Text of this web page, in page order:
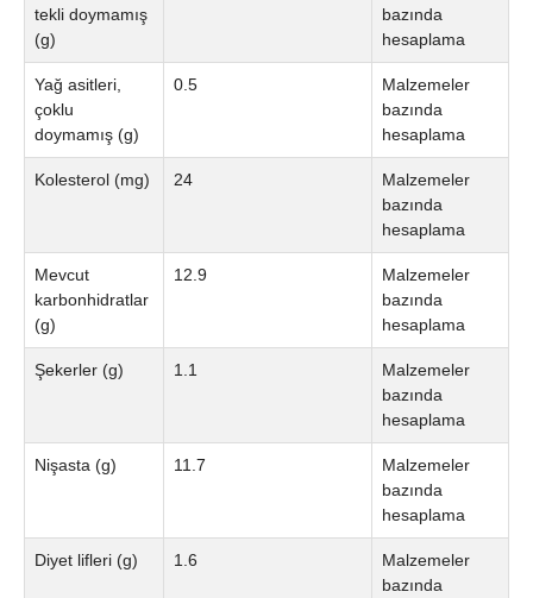
tekli doymamış
(g)
bazında
hesaplama
Yağ asitleri,
çoklu
doymamış (g)
0.5
Malzemeler
bazında
hesaplama
Kolesterol (mg) 24
Malzemeler
bazında
hesaplama
Mevcut
karbonhidratlar
(g)
12.9
Malzemeler
bazında
hesaplama
Şekerler (g) 1.1
Malzemeler
bazında
hesaplama
Nişasta (g) 11.7
Malzemeler
bazında
hesaplama
Diyet lifleri (g) 1.6
Malzemeler
bazında